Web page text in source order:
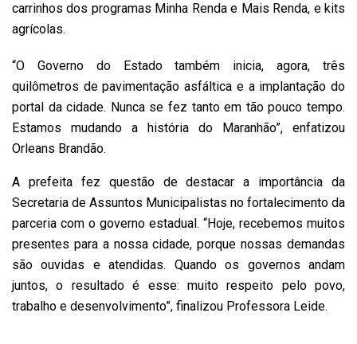
carrinhos dos programas Minha Renda e Mais Renda, e kits
agrícolas.
“O Governo do Estado também inicia, agora, três
quilômetros de pavimentação asfáltica e a implantação do
portal da cidade. Nunca se fez tanto em tão pouco tempo.
Estamos mudando a história do Maranhão”, enfatizou
Orleans Brandão.
A prefeita fez questão de destacar a importância da
Secretaria de Assuntos Municipalistas no fortalecimento da
parceria com o governo estadual. “Hoje, recebemos muitos
presentes para a nossa cidade, porque nossas demandas
são ouvidas e atendidas. Quando os governos andam
juntos, o resultado é esse: muito respeito pelo povo,
trabalho e desenvolvimento”, finalizou Professora Leide.